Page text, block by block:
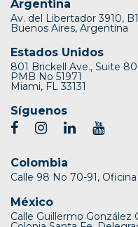
Argentina
Av. del Libertador 3910,
Buenos Aires, Argentina
Estados Unidos
801 Brickell Ave., Suite
PMB No 51971
Miami, FL 33131
Síguenos
Colombia
Calle 98 No 70-91,
México
Calle Guillermo González